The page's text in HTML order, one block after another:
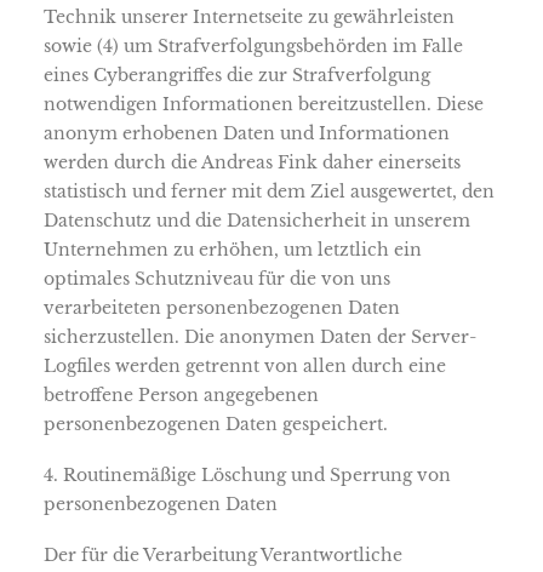
Technik unserer Internetseite zu gewährleisten
sowie (4) um Strafverfolgungsbehörden im Falle
eines Cyberangriffes die zur Strafverfolgung
notwendigen Informationen bereitzustellen. Diese
anonym erhobenen Daten und Informationen
werden durch die Andreas Fink daher einerseits
statistisch und ferner mit dem Ziel ausgewertet, den
Datenschutz und die Datensicherheit in unserem
Unternehmen zu erhöhen, um letztlich ein
optimales Schutzniveau für die von uns
verarbeiteten personenbezogenen Daten
sicherzustellen. Die anonymen Daten der Server-
Logfiles werden getrennt von allen durch eine
betroffene Person angegebenen
personenbezogenen Daten gespeichert.
4. Routinemäßige Löschung und Sperrung von
personenbezogenen Daten
Der für die Verarbeitung Verantwortliche